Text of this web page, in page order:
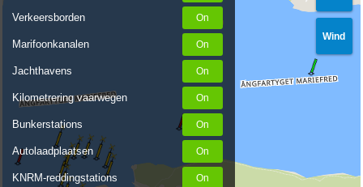
Verkeersborden
Marifoonkanalen
Jachthavens
Kilometrering vaarwegen
Bunkerstations
Autolaadplaatsen
KNRM-reddingstations
Wind